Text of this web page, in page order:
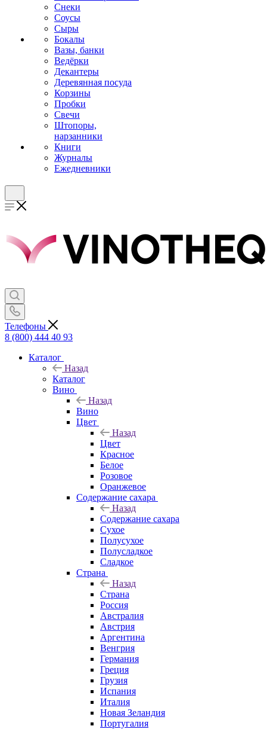
Снеки
Соусы
Сыры
Бокалы
Вазы, банки
Ведёрки
Декантеры
Деревянная посуда
Корзины
Пробки
Свечи
Штопоры,
нарзанники
Книги
Журналы
Ежедневники
Телефоны
8 (800) 444 40 93
Каталог
Назад
Каталог
Вино
Назад
Вино
Цвет
Назад
Цвет
Красное
Белое
Розовое
Оранжевое
Содержание сахара
Назад
Содержание сахара
Сухое
Полусухое
Полусладкое
Сладкое
Страна
Назад
Страна
Россия
Австралия
Австрия
Аргентина
Венгрия
Германия
Греция
Грузия
Испания
Италия
Новая Зеландия
Португалия